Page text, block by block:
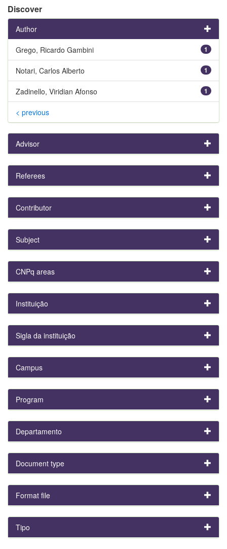
Discover
Author
1
Grego, Ricardo Gambini
1
Notari, Carlos Alberto
1
Zadinello, Viridian Afonso
< previous
Advisor
Referees
Contributor
Subject
CNPq areas
Instituição
Sigla da instituição
Campus
Program
Departamento
Document type
Format file
Tipo